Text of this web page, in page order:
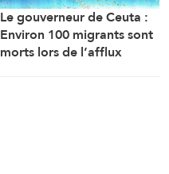
Le gouverneur de Ceuta :
Environ 100 migrants sont
morts lors de l’afflux